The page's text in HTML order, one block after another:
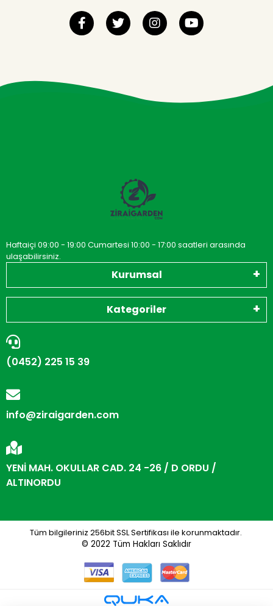
Haftaiçi 09:00 - 19:00 Cumartesi 10:00 - 17:00 saatleri arasında
ulaşabilirsiniz.
Kurumsal
Kategoriler
(0452) 225 15 39
info@ziraigarden.com
YENİ MAH. OKULLAR CAD. 24 -26 / D ORDU /
ALTINORDU
Tüm bilgileriniz 256bit SSL Sertifikası ile korunmaktadır.
© 2022 Tüm Hakları Saklıdır